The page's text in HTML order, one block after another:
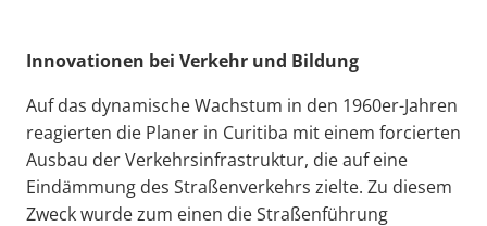
Innovationen bei Verkehr und Bildung
Auf das dynamische Wachstum in den 1960er-Jahren
reagierten die Planer in Curitiba mit einem forcierten
Ausbau der Verkehrsinfrastruktur, die auf eine
Eindämmung des Straßenverkehrs zielte. Zu diesem
Zweck wurde zum einen die Straßenführung